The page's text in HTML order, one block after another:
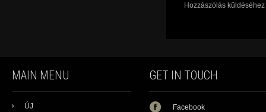
Hozzászólás küldéséhez
MAIN MENU
ÚJ
GET IN TOUCH
Facebook